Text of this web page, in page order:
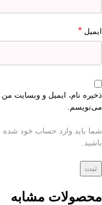
ایمیل *
ذخیره نام، ایمیل و وبسایت
می‌نویسم.
شما باید وارد حساب خود شده
باشید.
محصولات مشابه